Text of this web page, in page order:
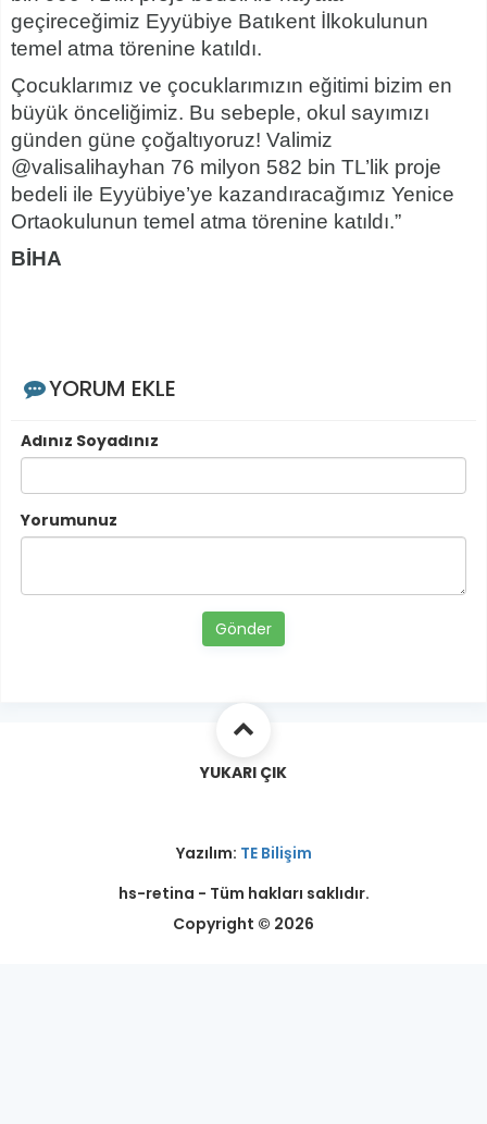
geçireceğimiz Eyyübiye Batıkent İlkokulunun
temel atma törenine katıldı.
Çocuklarımız ve çocuklarımızın eğitimi bizim en
büyük önceliğimiz. Bu sebeple, okul sayımızı
günden güne çoğaltıyoruz! Valimiz
@valisalihayhan 76 milyon 582 bin TL’lik proje
bedeli ile Eyyübiye’ye kazandıracağımız Yenice
Ortaokulunun temel atma törenine katıldı.”
BİHA
YORUM EKLE
Adınız Soyadınız
Yorumunuz
Gönder
YUKARI ÇIK
Yazılım: TE Bilişim
hs-retina - Tüm hakları saklıdır.
Copyright © 2026